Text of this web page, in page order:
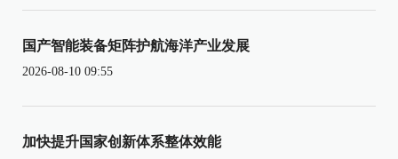
国产智能装备矩阵护航海洋产业发展
2026-08-10 09:55
加快提升国家创新体系整体效能